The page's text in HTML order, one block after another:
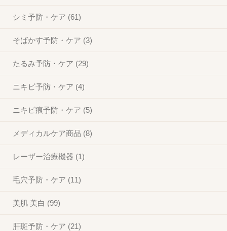
シミ予防・ケア (61)
そばかす予防・ケア (3)
たるみ予防・ケア (29)
ニキビ予防・ケア (4)
ニキビ痕予防・ケア (5)
メディカルケア商品 (8)
レーザー治療機器 (1)
毛穴予防・ケア (11)
美肌 美白 (99)
肝斑予防・ケア (21)